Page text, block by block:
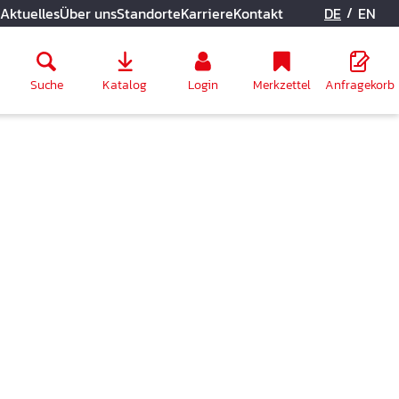
AktuellesÜber unsStandorteKarriereKontakt DE / EN
Suche Katalog Login Merkzettel Anfragekorb